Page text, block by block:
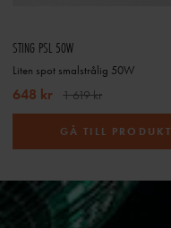
STING PSL 50W
Liten spot smalstrålig 50W
648 kr 1 619 kr
GÅ TILL PRODUKT